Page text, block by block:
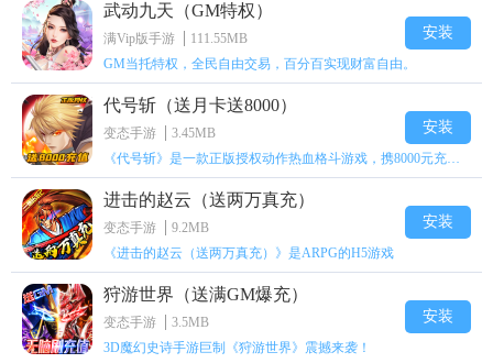
武动九天（GM特权）
满Vip版手游
111.55MB
GM当托特权，全民自由交易，百分百实现财富自由。
安装
代号斩（送月卡送8000）
变态手游
3.45MB
《代号斩》是一款正版授权动作热血格斗游戏，携8000元充值壕礼福利来袭！
安装
进击的赵云（送两万真充）
变态手游
9.2MB
《进击的赵云（送两万真充）》是ARPG的H5游戏
安装
狩游世界（送满GM爆充）
变态手游
3.5MB
3D魔幻史诗手游巨制《狩游世界》震撼来袭！
安装